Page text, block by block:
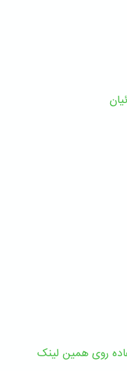
روی همین لینک